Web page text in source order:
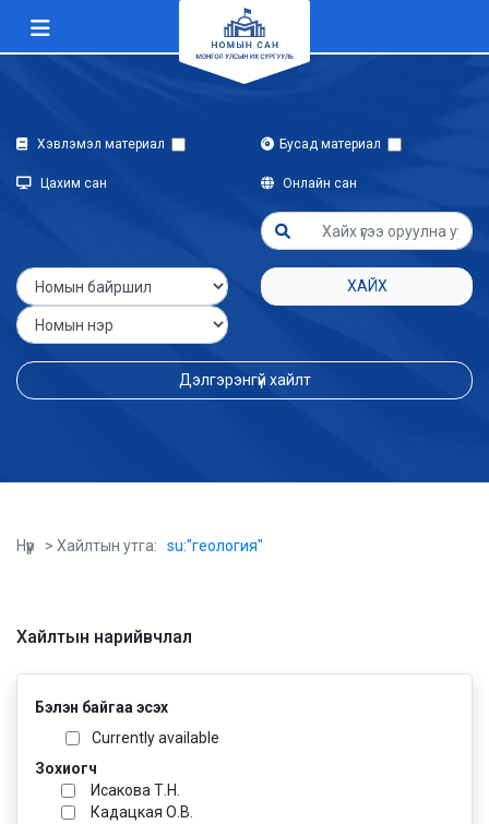
Хэвлэмэл материал Бусад материал
Цахим сан Онлайн сан
ХАЙХ
Дэлгэрэнгүй хайлт
Нүүр > Хайлтын утга: su:"геология"
Хайлтын нарийвчлал
Бэлэн байгаа эсэх
Currently available
Зохиогч
Исакова Т.Н.
Кадацкая О.В.